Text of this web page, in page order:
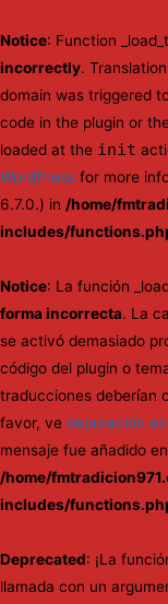
Notice: Function
incorrectly.
domain was triggered
code in the plugin or
loaded at the init
WordPress for more
6.7.0.) in /home/
includes/
Notice: La función
forma incorrecta. La
se activó demasiado
código del plugin o
traducciones deberían
favor, ve depuración
mensaje fue añadido
/home/
includes/
Deprecated: ¡La
llamada con un